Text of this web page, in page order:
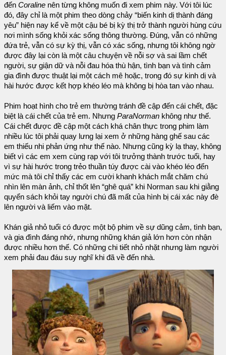
đến Coraline nên từng không muốn đi xem phim này. Với tôi lúc
đó, đây chỉ là một phim theo dòng chảy “biến kinh dị thành đáng
yêu” hiện nay kể về một cậu bé bị kỳ thị trở thành người hùng cứu
nơi mình sống khỏi xác sống thông thường. Đúng, vẫn có những
đứa trẻ, vẫn có sự kỳ thị, vẫn có xác sống, nhưng tôi không ngờ
được đây lại còn là một câu chuyện về nỗi sợ và sai lầm chết
người, sự giận dữ và nỗi đau hóa thù hận, tình bạn và tình cảm
gia đình được thuật lại một cách mê hoặc, trong đó sự kinh dị và
hài hước được kết hợp khéo léo mà không bị hòa tan vào nhau.
Phim hoạt hình cho trẻ em thường tránh đề cập đến cái chết, đặc
biệt là cái chết của trẻ em. Nhưng ParaNorman không như thế.
Cái chết được đề cập một cách khá chân thực trong phim làm
nhiều lúc tôi phải quay lưng lại xem ở những hàng ghế sau các
em thiếu nhi phản ứng như thế nào. Nhưng cũng kỳ lạ thay, không
biết vì các em xem cùng rạp với tôi trưởng thành trước tuổi, hay
vì sự hài hước trong trẻo thuần túy được cài vào khéo léo đến
mức mà tôi chỉ thấy các em cười khanh khách mắt chăm chú
nhìn lên màn ảnh, chỉ thốt lên “ghê quá” khi Norman sau khi giằng
quyển sách khỏi tay người chú đã mất của hình bị cái xác này đè
lên người và liếm vào mặt.
Khán giả nhỏ tuổi có được một bộ phim về sự dũng cảm, tình bạn,
và gia đình đáng nhớ, nhưng những khán giả lớn hơn còn nhận
được nhiều hơn thế. Có những chi tiết nhỏ nhặt nhưng làm người
xem phải đau đáu suy nghĩ khi đã về đến nhà.